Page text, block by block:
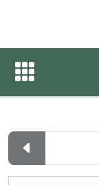
ปฏิทินกิจ
ปฏิทินกิจกร